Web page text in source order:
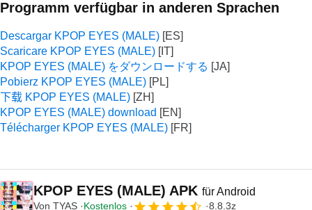
Programm verfügbar in anderen Sprachen
Descargar KPOP EYES (MALE)
Scaricare KPOP EYES (MALE)
KPOP EYES (MALE) をダウンロードする
Pobierz KPOP EYES (MALE)
下载 KPOP EYES (MALE)
KPOP EYES (MALE) download
Télécharger KPOP EYES (MALE)
KPOP EYES (MALE) APK für Android
Von TYAS Kostenlos 8.8.3z